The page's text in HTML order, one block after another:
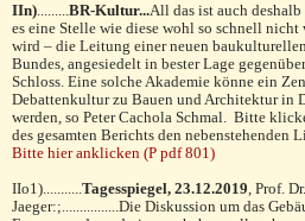
IIn).........BR-Kultur...All das ist auch
es eine Stelle wie diese wohl so schnell nicht
wird – die Leitung einer neuen
Bun­des, angesiedelt in bester Lage
Schloss. Eine solche Akademie könne ein
Debattenkultur zu Bauen und Architektur in
werden, so Peter Cachola Schmal. Bitte
des gesamten Berichts den nebenstehenden
Bitte hier anklicken (P pdf 801)
IIo1)...........Tagesspiegel, 23.12.2019, Prof.
Jaeger:;................Die Diskussion um das